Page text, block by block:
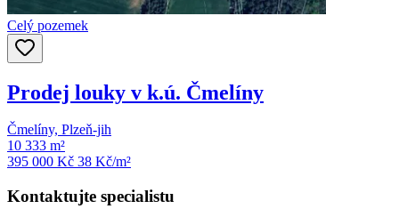
Celý pozemek
Prodej louky v k.ú. Čmelíny
Čmelíny, Plzeň-jih
10 333 m²
395 000 Kč 38 Kč/m²
Kontaktujte specialistu